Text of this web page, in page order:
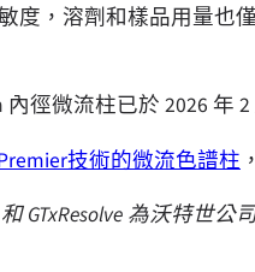
度，溶劑和樣品用量也
徑微流柱已於 2026 年
技術的微流色譜柱
和GTxResolve 為沃特世公